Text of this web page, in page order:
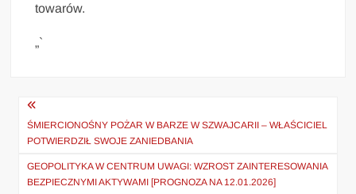
towarów.
„`
Nawigacja
wpisu
ŚMIERCIONOŚNY POŻAR W BARZE W SZWAJCARII – WŁAŚCICIEL
POTWIERDZIŁ SWOJE ZANIEDBANIA
GEOPOLITYKA W CENTRUM UWAGI: WZROST ZAINTERESOWANIA
BEZPIECZNYMI AKTYWAMI [PROGNOZA NA 12.01.2026]